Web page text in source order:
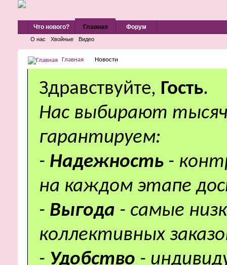
Что нового? Главная
О нас Хвойные Видео
Форум
Главная Новости
Здравствуйте, Гость.
Нас выбирают
гарантируем:
- Надежность -
на каждом этапе
- Выгода - самые
коллективных
- Удобство -